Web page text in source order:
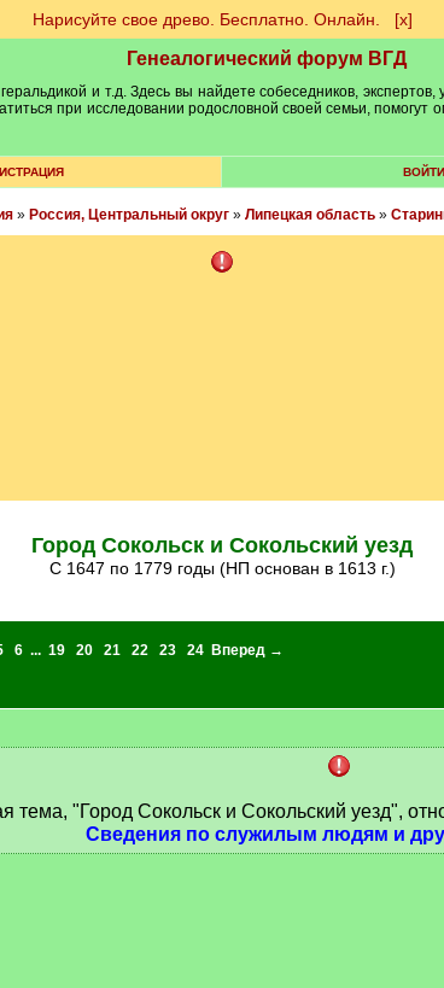
Нарисуйте свое древо. Бесплатно. Онлайн. [х]
Генеалогический форум ВГД
и т.д. Здесь вы найдете собеседников,
при исследовании родословной своей семьи,
ВОЙТИ
» Россия, Центральный округ» Липецкая область»
Город Сокольск и Сокольский уезд
С 1647 по 1779 годы (НП основан в 1613 г.)
6 ... 19 20 21 22 23 24
Вперед →
тема, "Город Сокольск и Сокольский уезд",
Сведения по служилым людям и